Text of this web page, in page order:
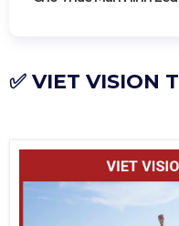
✅ VIET VISION